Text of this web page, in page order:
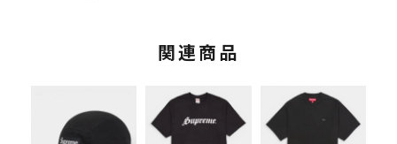
関連商品